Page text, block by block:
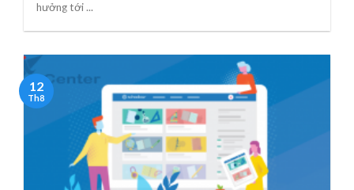
hưởng tới ...
12
Th8